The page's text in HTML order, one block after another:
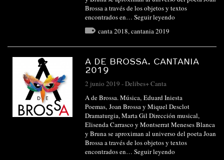
Brossa a través de los objetos y textos
encontrados en… Seguir leyendo
canta 2018,cantania 2019
A DE BROSSA. CANTANIA
2019
2 junio 2019 -Delibes+ Canta
A de Brossa. Música, Eduard Iniesta
Poemas, Joan Brossa y Miquel Desclot
Dramaturgia, Marta Gil Dirección musical,
Elisenda Carrasco y Montserrat Meneses Blanca
y Bruna se aproximan al universo del poeta Joan
Brossa a través de los objetos y textos
encontrados en… Seguir leyendo